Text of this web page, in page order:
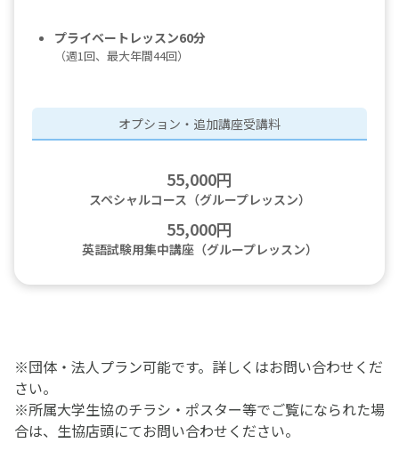
プライベートレッスン60分
（週1回、最大年間44回）
オプション・追加講座受講料
55,000円
スペシャルコース（グループレッスン）
55,000円
英語試験用集中講座（グループレッスン）
※団体・法人プラン可能です。詳しくはお問い合わせくだ
さい。
※所属大学生協のチラシ・ポスター等でご覧になられた場
合は、生協店頭にてお問い合わせください。